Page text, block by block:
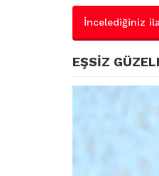
İncelediğiniz
EŞSİZ